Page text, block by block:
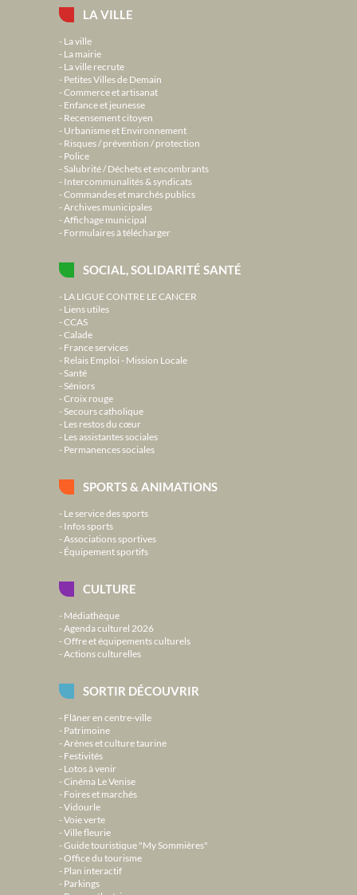
LA VILLE
La ville
La mairie
La ville recrute
Petites Villes de Demain
Commerce et artisanat
Enfance et jeunesse
Recensement citoyen
Urbanisme et Environnement
Risques / prévention / protection
Police
Salubrité / Déchets et encombrants
Intercommunalités & syndicats
Commandes et marchés publics
Archives municipales
Affichage municipal
Formulaires à télécharger
SOCIAL, SOLIDARITÉ SANTÉ
LA LIGUE CONTRE LE CANCER
Liens utiles
CCAS
Calade
France services
Relais Emploi - Mission Locale
Santé
Séniors
Croix rouge
Secours catholique
Les restos du cœur
Les assistantes sociales
Permanences sociales
SPORTS & ANIMATIONS
Le service des sports
Infos sports
Associations sportives
Équipement sportifs
CULTURE
Médiathèque
Agenda culturel 2026
Offre et équipements culturels
Actions culturelles
SORTIR DÉCOUVRIR
Flâner en centre-ville
Patrimoine
Arènes et culture taurine
Festivités
Lotos à venir
Cinéma Le Venise
Foires et marchés
Vidourle
Voie verte
Ville fleurie
Guide touristique "My Sommières"
Office du tourisme
Plan interactif
Parkings